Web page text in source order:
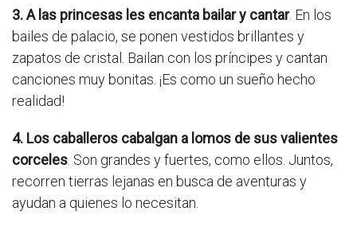
3. A las princesas les encanta bailar y cantar. En los
bailes de palacio, se ponen vestidos brillantes y
zapatos de cristal. Bailan con los príncipes y cantan
canciones muy bonitas. ¡Es como un sueño hecho
realidad!
4. Los caballeros cabalgan a lomos de sus valientes
corceles. Son grandes y fuertes, como ellos. Juntos,
recorren tierras lejanas en busca de aventuras y
ayudan a quienes lo necesitan.